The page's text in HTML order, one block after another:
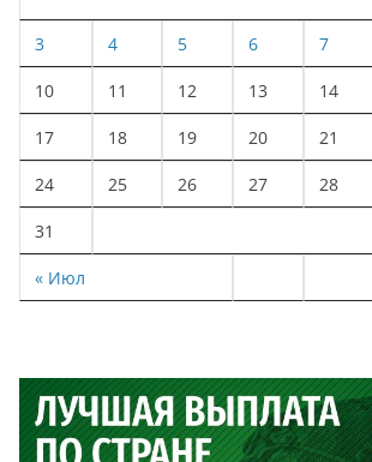
« Июл
3 4 5 6 7
10 11 12 13 14
17 18 19 20 21
24 25 26 27 28
31